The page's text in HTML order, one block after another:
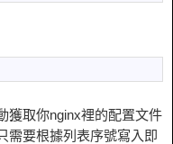
獲取你nginx裡的配置文件
需要根據列表序號寫入即